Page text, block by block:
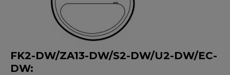
FK2-DW/ZA13-DW/S2-DW/U2-DW/EC-
DW: